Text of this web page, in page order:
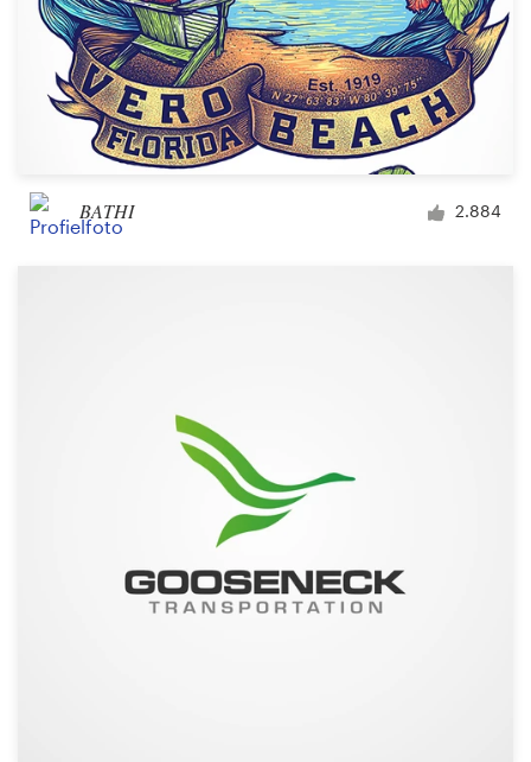
BATHI 2.884